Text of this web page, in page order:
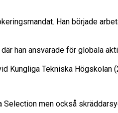
Han började
han ansvarade för
Kungliga Tekniska
men också